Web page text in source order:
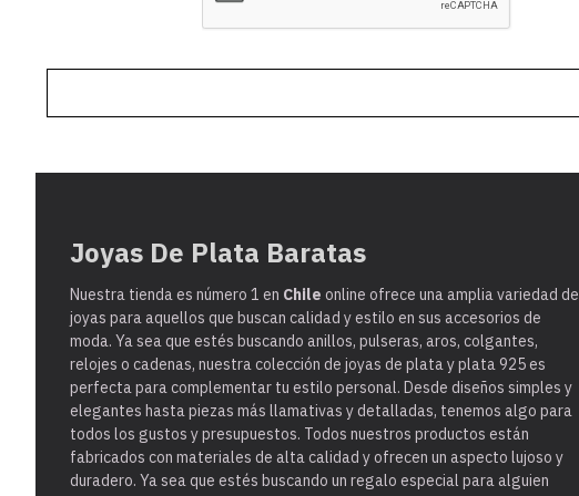
Joyas De Plata Baratas
Nuestra tienda es número 1 en Chile online ofrece una amplia variedad de
joyas para aquellos que buscan calidad y estilo en sus accesorios de
moda. Ya sea que estés buscando anillos, pulseras, aros, colgantes,
relojes o cadenas, nuestra colección de joyas de plata y plata 925 es
perfecta para complementar tu estilo personal. Desde diseños simples y
elegantes hasta piezas más llamativas y detalladas, tenemos algo para
todos los gustos y presupuestos. Todos nuestros productos están
fabricados con materiales de alta calidad y ofrecen un aspecto lujoso y
duradero. Ya sea que estés buscando un regalo especial para alguien